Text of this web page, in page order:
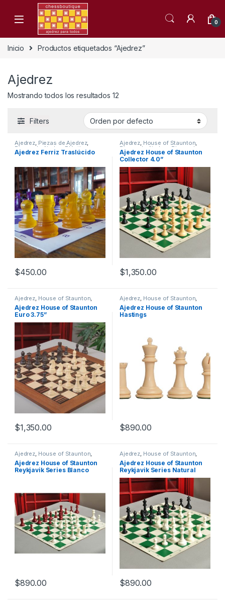
Skip to navigation
Skip to content
0
Inicio Productos etiquetados “Ajedrez”
Ajedrez
Mostrando todos los resultados 12
Filters
Ajedrez, Piezas de Ajedrez,
Piezas de Ajedrez Plástico
Ajedrez Ferriz Traslúcido
$450.00
Ajedrez, House of Staunton,
Piezas de Ajedrez ,Piezas de
Ajedrez Plástico
Ajedrez House of Staunton
Collector 4.0”
$1,350.00
Ajedrez, House of Staunton,
Piezas de Ajedrez ,Piezas de
Ajedrez Plástico
Ajedrez House of Staunton
Euro 3.75”
$1,350.00
Ajedrez, House of Staunton,
Piezas de Ajedrez ,Piezas de
Ajedrez Plástico
Ajedrez House of Staunton
Hastings
$890.00
Ajedrez, House of Staunton,
Piezas de Ajedrez ,Piezas de
Ajedrez Plástico
Ajedrez House of Staunton
Reykjavik Series Blanco
$890.00
Ajedrez, House of Staunton,
Piezas de Ajedrez ,Piezas de
Ajedrez Plástico
Ajedrez House of Staunton
Reykjavik Series Natural
$890.00